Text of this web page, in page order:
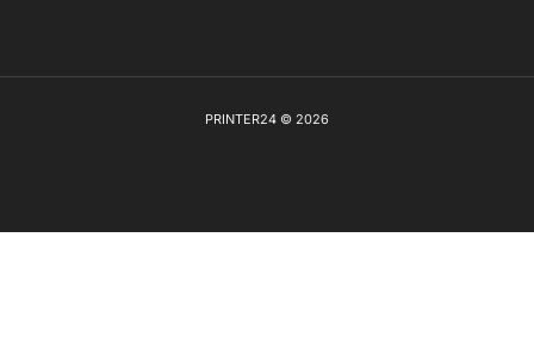
PRINTER24 © 2026